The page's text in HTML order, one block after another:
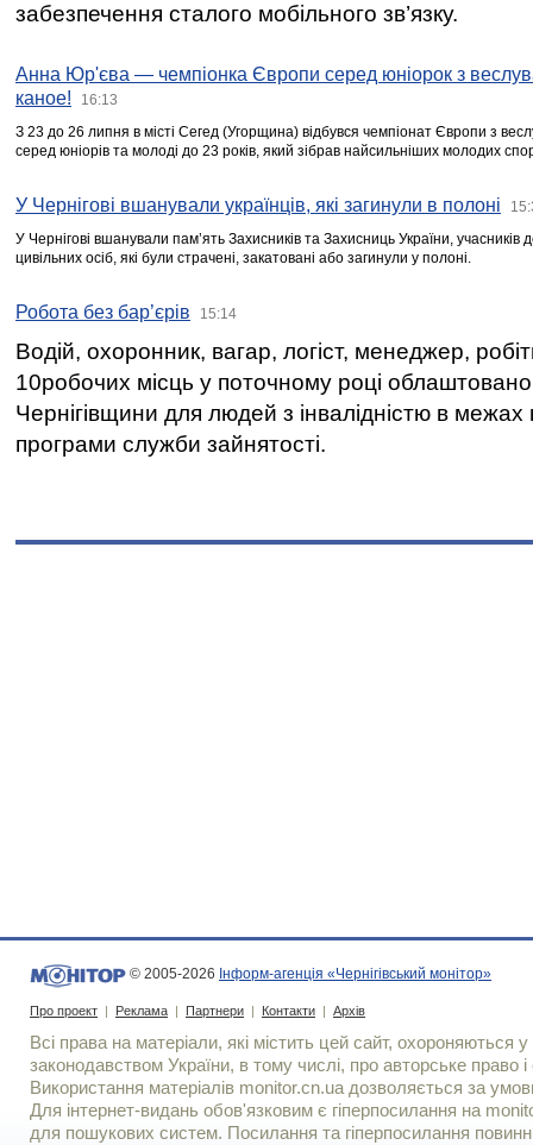
забезпечення сталого мобільного зв’язку.
Анна Юр'єва — чемпіонка Європи серед юніорок з
каное!
16:13
З 23 до 26 липня в місті Сегед (Угорщина) відбувся чемпіонат Європи з
серед юніорів та молоді до 23 років, який зібрав найсильніших молодих
У Чернігові вшанували українців, які загинули в полоні
У Чернігові вшанували пам’ять Захисників та Захисниць України,
цивільних осіб, які були страчені, закатовані або загинули у полоні.
Робота без бар’єрів 15:14
Водій, охоронник, вагар, логіст, менеджер,
10робочих місць у поточному році
Чернігівщини для людей з інвалідністю в межах
програми служби зайнятості.
© 2005-2026 Інформ-агенція «Чернігівський монітор»
Про проект | Реклама | Партнери | Контакти | Архів
Всі права на матеріали, які містить цей сайт, охороняються у
законодавством України, в тому числі, про авторське право і
Використання матерiалiв monitor.cn.ua дозволяється за
Для iнтернет-видань обов'язковим є гiперпосилання на
для пошукових систем. Посилання та гіперпосилання